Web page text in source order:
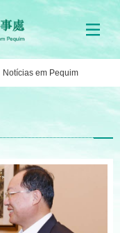
Notícias em Pequim